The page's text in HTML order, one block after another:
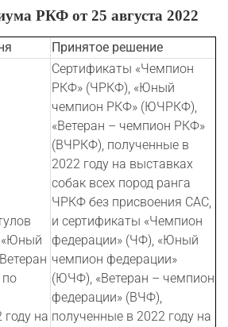
РКФ от 25 августа 2022
Принятое решение
«Юный
по
на
Сертификаты «Чемпион
РКФ» (ЧРКФ), «Юный
чемпион РКФ» (ЮЧРКФ),
«Ветеран – чемпион РКФ»
(ВЧРКФ), полученные в
2022 году на выставках
собак всех пород ранга
ЧРКФ без присвоения САС,
и сертификаты «Чемпион
федерации» (ЧФ), «Юный
чемпион федерации»
(ЮЧФ), «Ветеран – чемпион
федерации» (ВЧФ),
полученные в 2022 году на